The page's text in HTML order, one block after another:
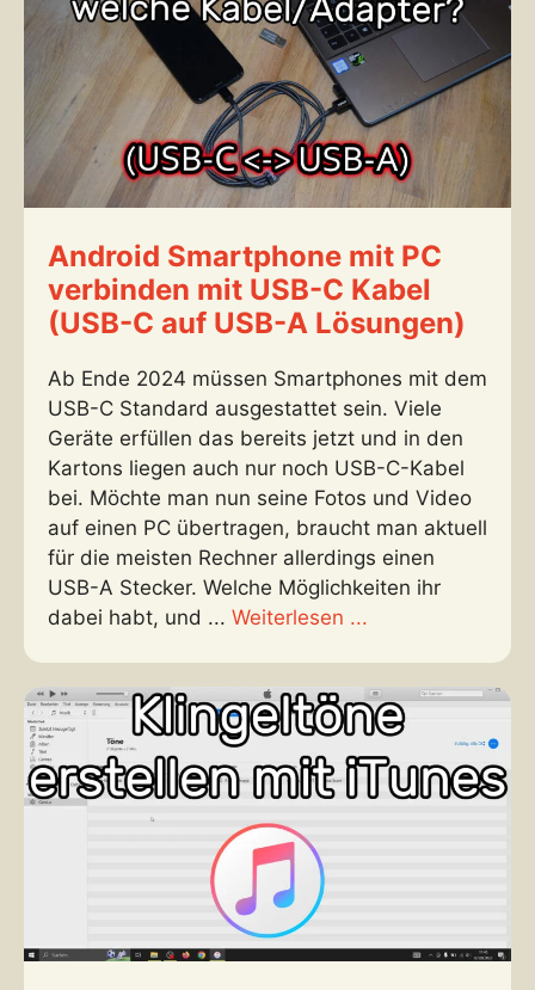
Android Smartphone mit PC
verbinden mit USB-C Kabel
(USB-C auf USB-A Lösungen)
Ab Ende 2024 müssen Smartphones mit dem
USB-C Standard ausgestattet sein. Viele
Geräte erfüllen das bereits jetzt und in den
Kartons liegen auch nur noch USB-C-Kabel
bei. Möchte man nun seine Fotos und Video
auf einen PC übertragen, braucht man aktuell
für die meisten Rechner allerdings einen
USB-A Stecker. Welche Möglichkeiten ihr
dabei habt, und ... Weiterlesen ...